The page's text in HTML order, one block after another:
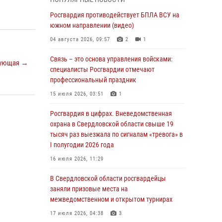
→
05 августа 2026, 05:44 10
Росгвардия противодействует БПЛА ВСУ на
04 августа 2026, 09:57 2 1
Росгвардия приняла участие в обеспечении
безопасности Дня города в Екатеринбурге
Росгвардия приняла участие в
межведомственном антитеррористическом
учении в Свердловской области
31 июля 2026, 12:27
Росгвардия обеспечивает безопасность
граждан на южном направлении
31 июля 2026, 06:56 1
Росгвардия противодействует БПЛА ВСУ на
южном направлении (видео)
04 августа 2026, 09:57 2 1
Связь – это основа управления войсками:
специалисты Росгвардии отмечают
профессиональный праздник
15 июля 2026, 03:51 1
Росгвардия в цифрах. Вневедомственная
охрана в Свердловской области свыше 19
тысяч раз выезжала по сигналам «тревога» в
I полугодии 2026 года
16 июля 2026, 11:29
В Свердловской области росгвардейцы
заняли призовые места на
межведомственном и открытом турнирах
17 июля 2026, 04:38 3